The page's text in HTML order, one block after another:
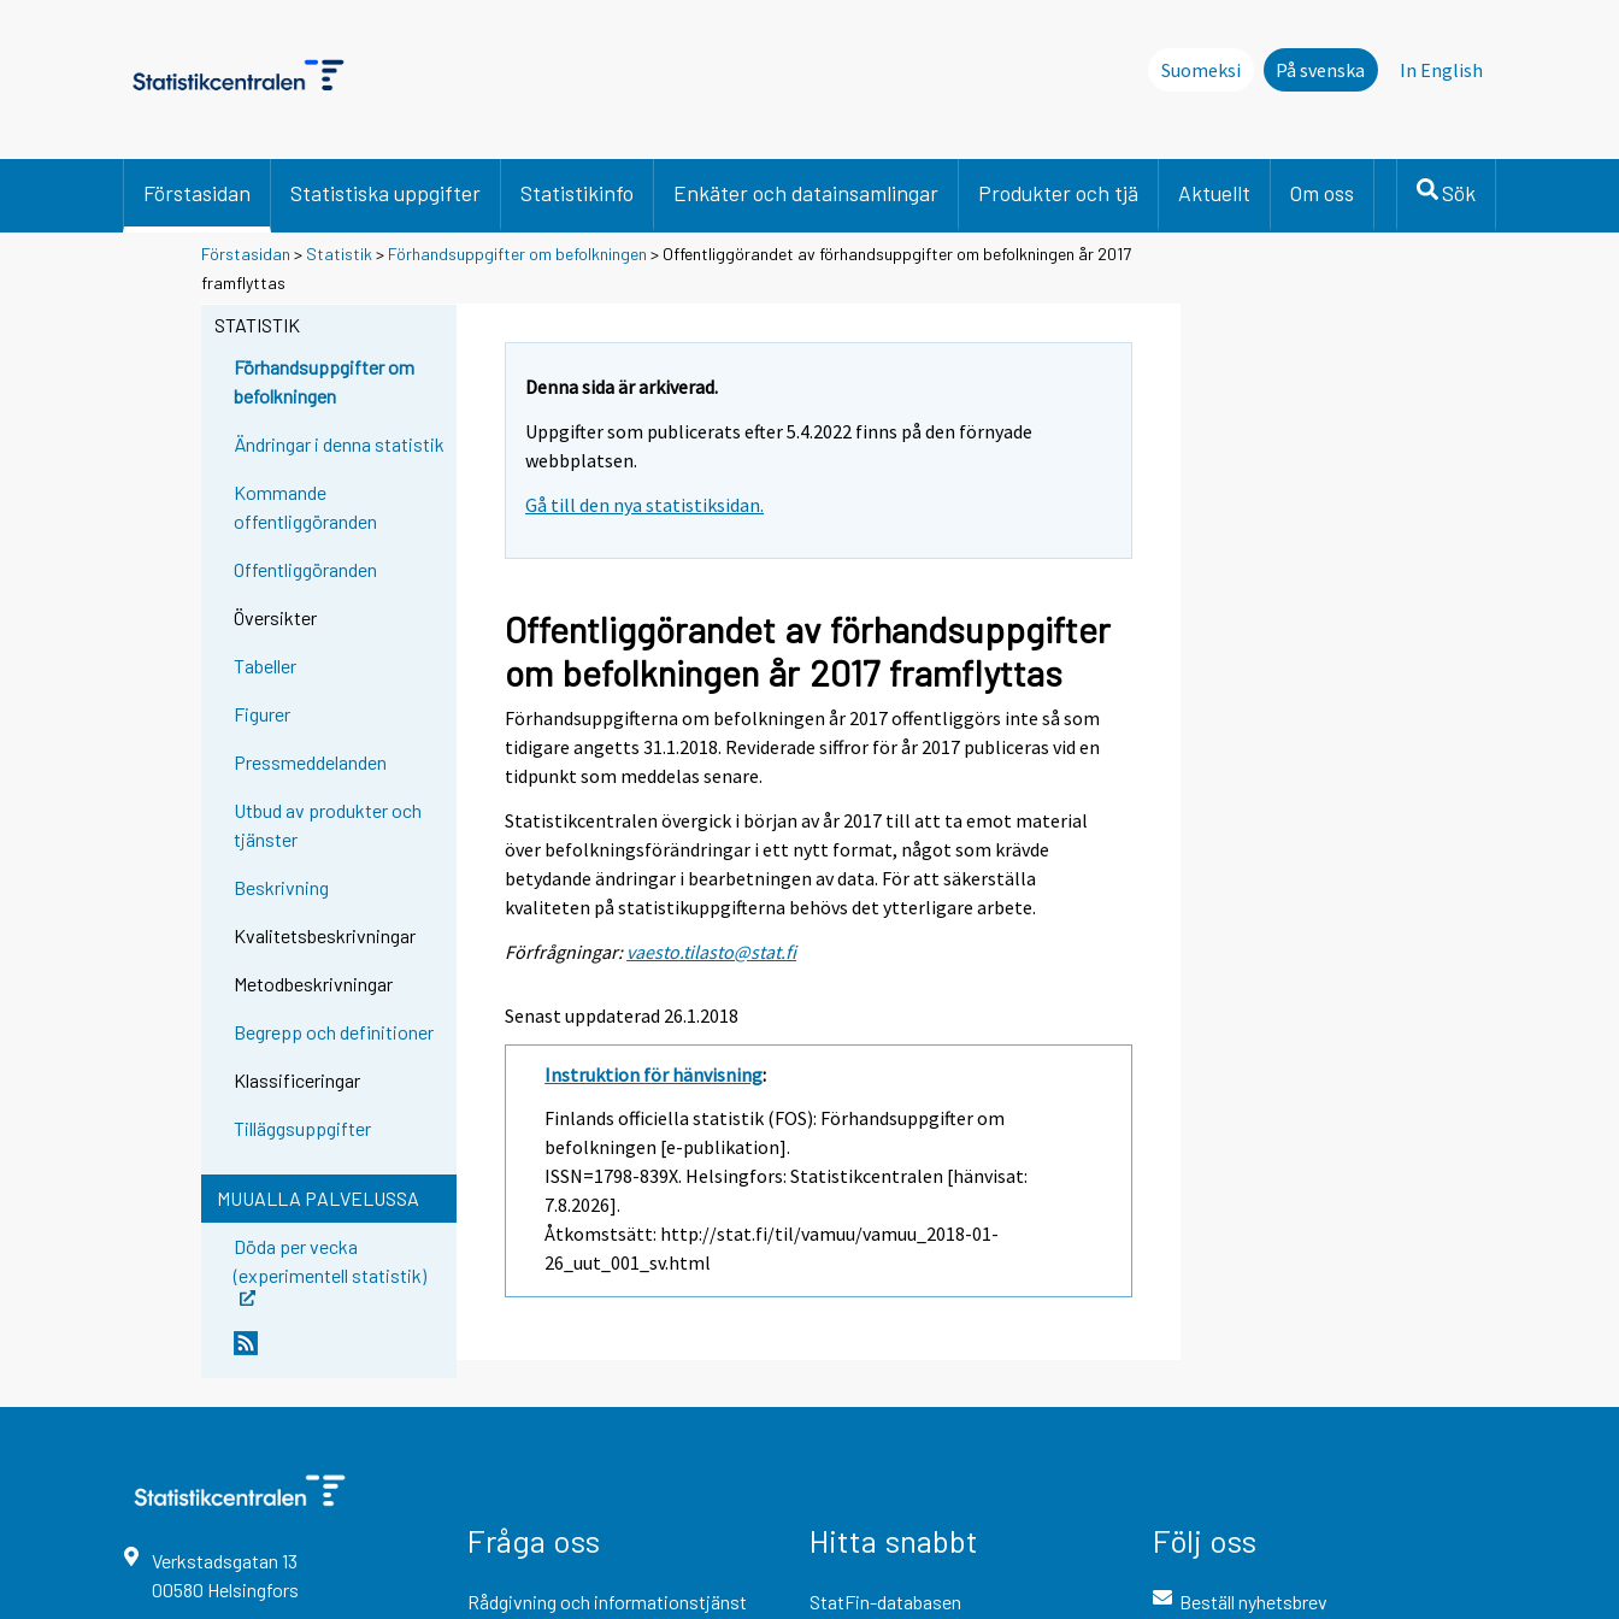
Suomeksi På svenska In English
Förstasidan Statistiska uppgifter Statistikinfo Enkäter och datainsamlingar Produkter och tjä Aktuellt Om oss Sök
Förstasidan > Statistik > Förhandsuppgifter om befolkningen > Offentliggörandet av förhandsuppgifter om befolkningen år 2017
framflyttas
STATISTIK
Förhandsuppgifter om
befolkningen
Ändringar i denna statistik
Kommande
offentliggöranden
Offentliggöranden
Översikter
Tabeller
Figurer
Pressmeddelanden
Utbud av produkter och
tjänster
Beskrivning
Kvalitetsbeskrivningar
Metodbeskrivningar
Begrepp och definitioner
Klassificeringar
Tilläggsuppgifter
MUUALLA PALVELUSSA
Döda per vecka
(experimentell statistik)
Denna sida är arkiverad.
Uppgifter som publicerats efter 5.4.2022 finns på den förnyade
webbplatsen.
Gå till den nya statistiksidan.
Offentliggörandet av förhandsuppgifter
om befolkningen år 2017 framflyttas
Förhandsuppgifterna om befolkningen år 2017 offentliggörs inte så som
tidigare angetts 31.1.2018. Reviderade siffror för år 2017 publiceras vid en
tidpunkt som meddelas senare.
Statistikcentralen övergick i början av år 2017 till att ta emot material
över befolkningsförändringar i ett nytt format, något som krävde
betydande ändringar i bearbetningen av data. För att säkerställa
kvaliteten på statistikuppgifterna behövs det ytterligare arbete.
Förfrågningar: vaesto.tilasto@stat.fi
Senast uppdaterad 26.1.2018
Instruktion för hänvisning:
Finlands officiella statistik (FOS): Förhandsuppgifter om
befolkningen [e-publikation].
ISSN=1798-839X. Helsingfors: Statistikcentralen [hänvisat:
7.8.2026].
Åtkomstsätt: http://stat.fi/til/vamuu/vamuu_2018-01-
26_uut_001_sv.html
Verkstadsgatan 13
00580 Helsingfors
Fråga oss
Rådgivning och informationstjänst
Hitta snabbt
StatFin-databasen
Följ oss
Beställ nyhetsbrev